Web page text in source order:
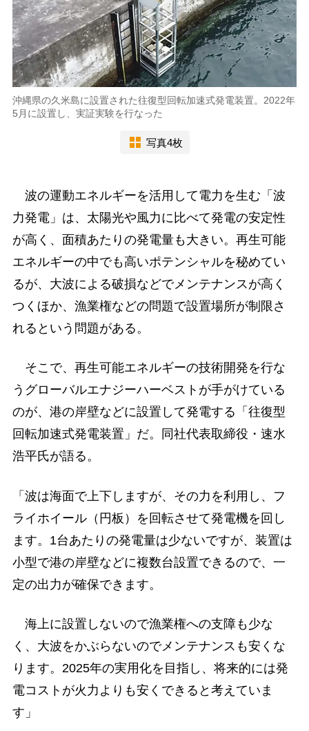
沖縄県の久米島に設置された往復型回転加速式発電装置。2022年
5月に設置し、実証実験を行なった
写真4枚
波の運動エネルギーを活用して電力を生む「波
力発電」は、太陽光や風力に比べて発電の安定性
が高く、面積あたりの発電量も大きい。再生可能
エネルギーの中でも高いポテンシャルを秘めてい
るが、大波による破損などでメンテナンスが高く
つくほか、漁業権などの問題で設置場所が制限さ
れるという問題がある。
そこで、再生可能エネルギーの技術開発を行な
うグローバルエナジーハーベストが手がけている
のが、港の岸壁などに設置して発電する「往復型
回転加速式発電装置」だ。同社代表取締役・速水
浩平氏が語る。
「波は海面で上下しますが、その力を利用し、フ
ライホイール（円板）を回転させて発電機を回し
ます。1台あたりの発電量は少ないですが、装置は
小型で港の岸壁などに複数台設置できるので、一
定の出力が確保できます。
海上に設置しないので漁業権への支障も少な
く、大波をかぶらないのでメンテナンスも安くな
ります。2025年の実用化を目指し、将来的には発
電コストが火力よりも安くできると考えていま
す」